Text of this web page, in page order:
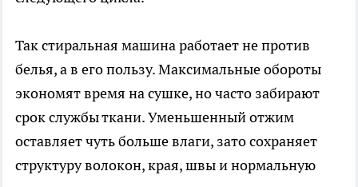
Так стиральная машина работает не против
белья, а в его пользу. Максимальные обороты
экономят время на сушке, но часто забирают
срок службы ткани. Уменьшенный отжим
оставляет чуть больше влаги, зато сохраняет
структуру волокон, края, швы и нормальную